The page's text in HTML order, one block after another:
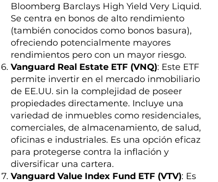
Bloomberg Barclays High Yield Very Liquid.
Se centra en bonos de alto rendimiento
(también conocidos como bonos basura),
ofreciendo potencialmente mayores
rendimientos pero con un mayor riesgo.
Vanguard Real Estate ETF (VNQ): Este ETF
permite invertir en el mercado inmobiliario
de EE.UU. sin la complejidad de poseer
propiedades directamente. Incluye una
variedad de inmuebles como residenciales,
comerciales, de almacenamiento, de salud,
oficinas e industriales. Es una opción eficaz
para protegerse contra la inflación y
diversificar una cartera.
Vanguard Value Index Fund ETF (VTV): Es